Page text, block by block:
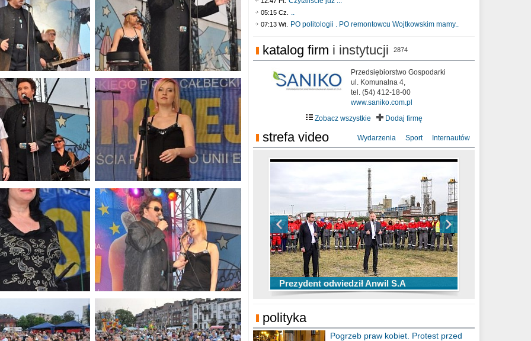
05:15 Cz. ..
07:13 Wt. PO politologii . PO remontowcu Wojtkowskim mamy..
katalog firm i instytucji 2874
Przedsiębiorstwo Gospodarki
ul. Komunalna 4,
tel. (54) 412-18-00
www.saniko.com.pl
Zobacz wszystkie
Dodaj firmę
strefa video Wydarzenia Sport Internautów
Prezydent odwiedził Anwil S.A
TOP 10 przechwytów Anwilu Włocławek
w EBL w sezonie 2019/2020
TOP 5 rzutów Anwilu Włocławek w BCL
w sezonie 2019/2020
Ni To Ponk - W oczach mamy strach
sixf33t .Last Year DRONE FOOTAGE
Włocławek
XXIII Sesja Rady Miasta Włocławek VIII
kadencji w dniu 09.06.2020 r.
polityka
Pogrzeb praw kobiet. Protest przed